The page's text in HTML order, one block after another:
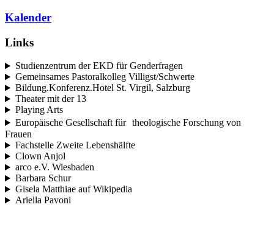
Kalender
Links
Studienzentrum der EKD für Genderfragen
Gemeinsames Pastoralkolleg Villigst/Schwerte
Bildung.Konferenz.Hotel St. Virgil, Salzburg
Theater mit der 13
Playing Arts
Europäische Gesellschaft für theologische Forschung von
Frauen
Fachstelle Zweite Lebenshälfte
Clown Anjol
arco e.V. Wiesbaden
Barbara Schur
Gisela Matthiae auf Wikipedia
Ariella Pavoni